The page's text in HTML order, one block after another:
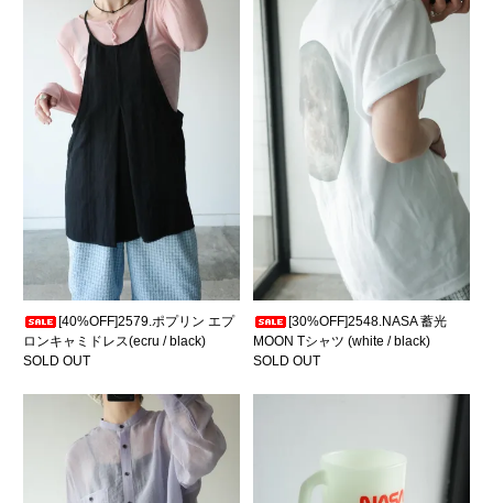
[40%OFF]2579.ポプリン エプ
ロンキャミドレス(ecru / black)
SOLD OUT
[30%OFF]2548.NASA 蓄光
MOON Tシャツ (white / black)
SOLD OUT